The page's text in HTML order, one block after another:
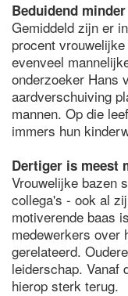
Beduidend
Gemiddeld zijn er
procent
evenveel
onderzoeker Hans
aardverschuiving
mannen. Op die
immers hun
Dertiger is meest
Vrouwelijke bazen
collega's - ook al
motiverende baas
medewerkers over
gerelateerd.
leiderschap. Vanaf
hierop sterk terug.